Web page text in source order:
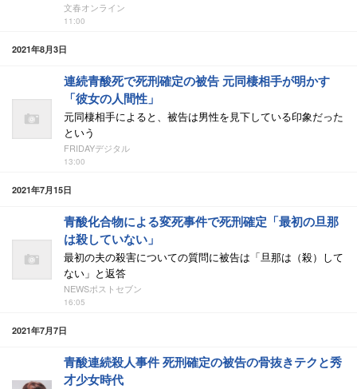
文春オンライン
11:00
2021年8月3日
連続青酸死で死刑確定の被告 元同棲相手が明かす
「彼女の人間性」
元同棲相手によると、被告は男性を見下している印象だった
という
FRIDAYデジタル
13:00
2021年7月15日
青酸化合物による変死事件で死刑確定「最初の旦那
は殺していない」
最初の夫の殺害についての質問に被告は「旦那は（殺）して
ない」と返答
NEWSポストセブン
16:05
2021年7月7日
青酸連続殺人事件 死刑確定の被告の骨抜きテクと秀
才少女時代